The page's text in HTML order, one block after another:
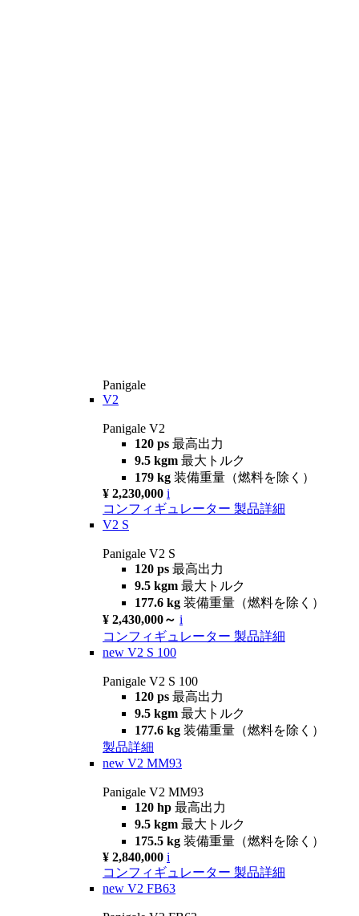
Panigale
V2
Panigale V2
120 ps 最高出力
9.5 kgm 最大トルク
179 kg 装備重量（燃料を除く）
¥ 2,230,000 i
コンフィギュレーター 製品詳細
V2 S
Panigale V2 S
120 ps 最高出力
9.5 kgm 最大トルク
177.6 kg 装備重量（燃料を除く）
¥ 2,430,000～ i
コンフィギュレーター 製品詳細
new V2 S 100
Panigale V2 S 100
120 ps 最高出力
9.5 kgm 最大トルク
177.6 kg 装備重量（燃料を除く）
製品詳細
new V2 MM93
Panigale V2 MM93
120 hp 最高出力
9.5 kgm 最大トルク
175.5 kg 装備重量（燃料を除く）
¥ 2,840,000 i
コンフィギュレーター 製品詳細
new V2 FB63